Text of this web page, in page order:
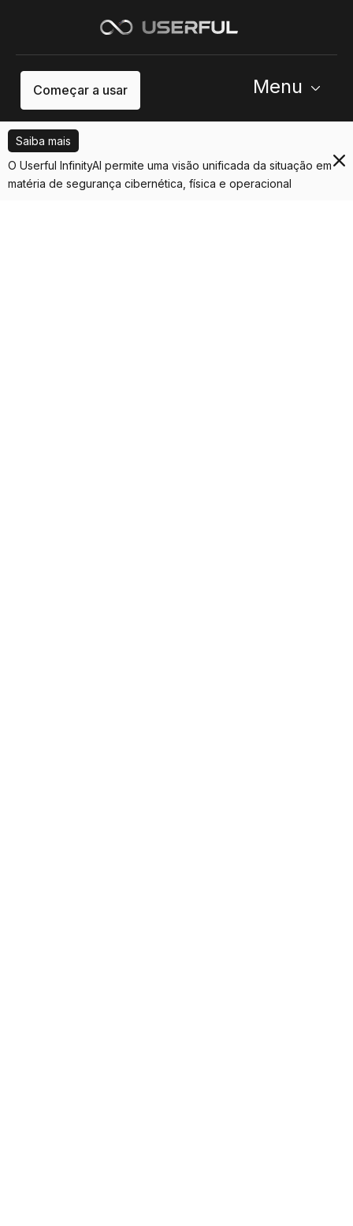
Começar a usar Menu
Saiba mais
O Userful InfinityAI permite uma visão unificada da situação em
matéria de segurança cibernética, física e operacional